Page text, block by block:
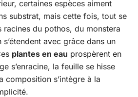
certaines espèces aiment
substrat, mais cette fois, tout se
racines du pothos, du monstera
avec grâce dans un
plantes en eau prospèrent en
s’enracine, la feuille se hisse
composition s’intègre à la